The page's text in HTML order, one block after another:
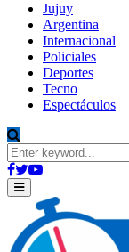
Jujuy
Argentina
Internacional
Policiales
Deportes
Tecno
Espectáculos
Search
for:
Facebook
Twitter
Youtube
Primary
Menu